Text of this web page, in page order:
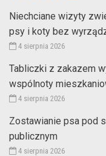
Niechciane wizyty
psy i koty bez
4 sierpnia 2026
Tabliczki z zakazem
wspólnoty
4 sierpnia 2026
Zostawianie psa pod
publicznym
4 sierpnia 2026